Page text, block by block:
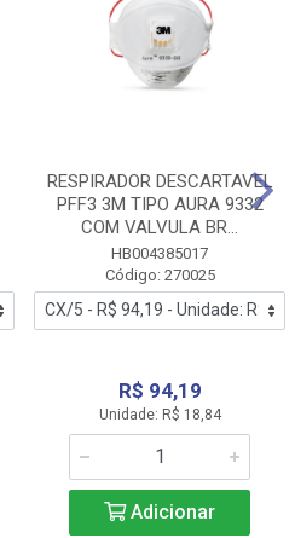
RESPIRADOR DESCARTAVEL
PFF3 3M TIPO AURA 9332
COM VALVULA BR...
HB004385017
Código: 270025
R$ 94,19
Unidade: R$ 18,84
Adicionar